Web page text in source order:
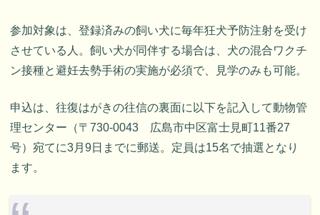
参加対象は、登録済みの飼い犬に毎年狂犬予防注射を受け
させている人。飼い犬が同伴する場合は、犬の混合ワクチ
ン接種と避妊去勢手術の実施が必須で、見学のみも可能。
申込は、往復はがきの往信の裏面に以下を記入して動物管
理センター（〒730-0043 広島市中区富士見町11番27
号）宛てに3月9日までに郵送。定員は15名で抽選となり
ます。